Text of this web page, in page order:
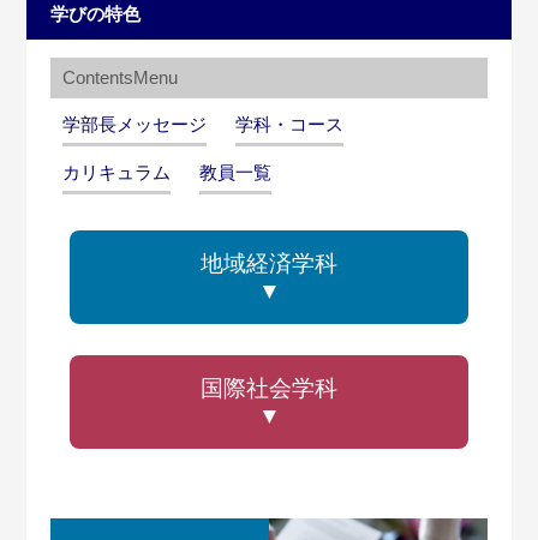
学びの特色
学部長メッセージ 学科・コース
カリキュラム 教員一覧
地域経済学科
▼
国際社会学科
▼